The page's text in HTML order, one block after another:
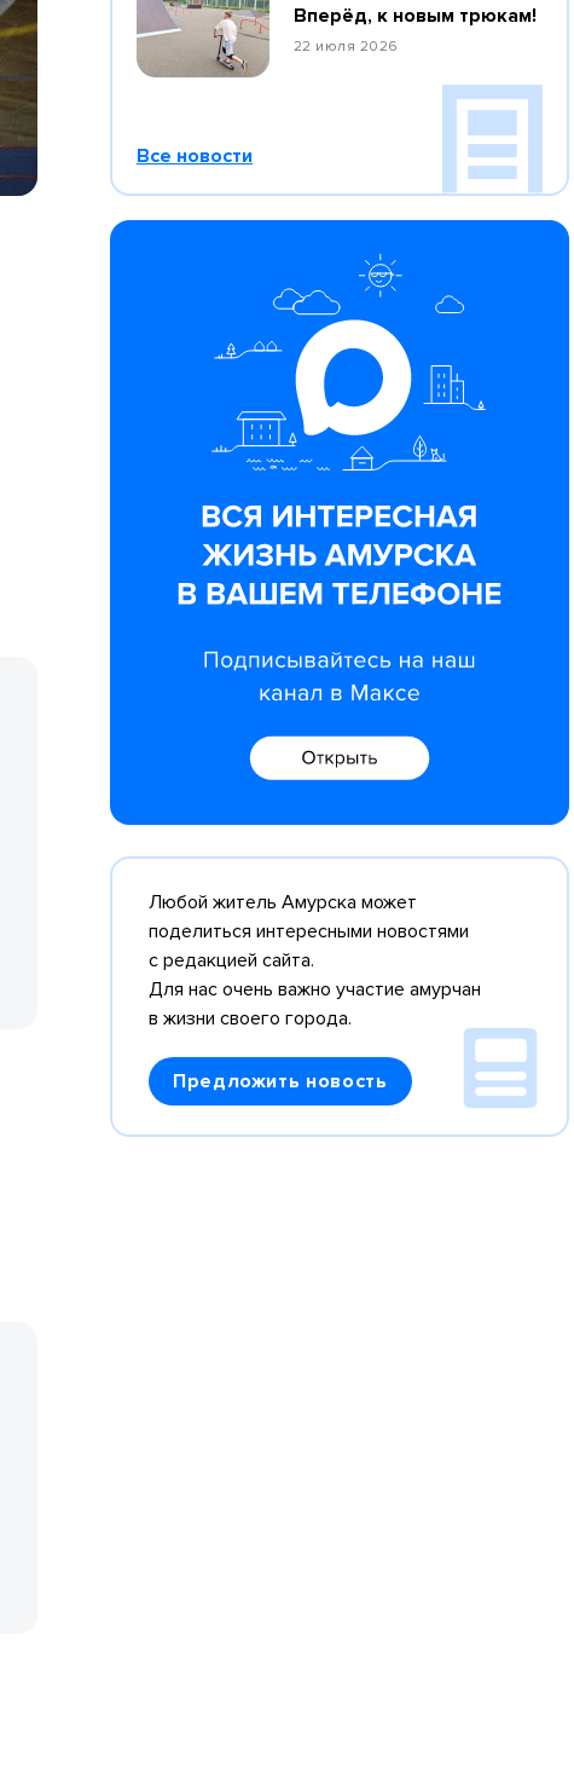
Вперёд, к новым трюкам!
22 июля 2026
Все новости
Любой житель Амурска может
поделиться интересными новостями
с редакцией сайта.
Для нас очень важно участие амурчан
в жизни своего города.
Предложить новость